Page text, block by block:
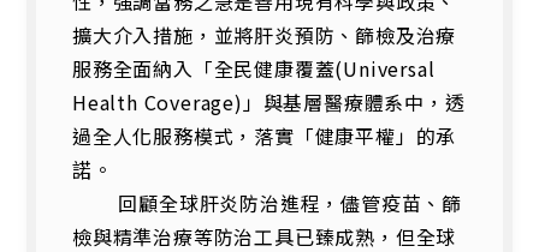
擴大介入措施，並將肝炎預防、篩檢及治療
服務全面納入「全民健康覆蓋(Universal
Health Coverage)」與基層醫療體系中，透
過全人化服務模式，落實「健康平權」的承
諾。
回顧全球肝炎防治進程，儘管疫苗、篩
檢與精準治療等防治工具已臻成熟，但全球